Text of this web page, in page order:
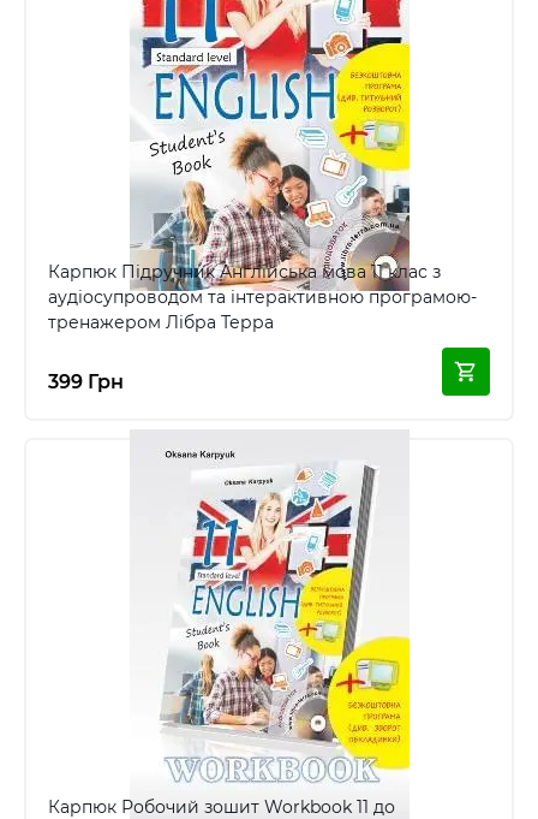
Карпюк Підручник Англійська мова 11 клас з
аудіосупроводом та інтерактивною програмою-
тренажером Лібра Терра
399 Грн
Карпюк Робочий зошит Workbook 11 до